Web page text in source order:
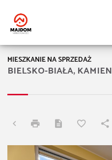
BIELSKO-BIAŁA,
MIESZKANIE NA SPRZEDAŻ